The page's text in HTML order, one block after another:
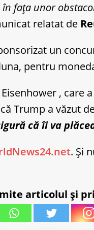
fața unor
relatat de
un
pentru
,
Trump a văzut
că îi va
. Și
articolul și